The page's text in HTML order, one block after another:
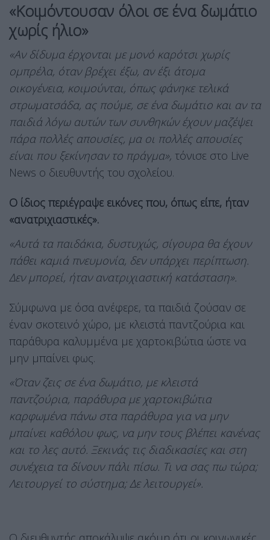
«Κοιμόντουσαν όλοι σε ένα δωμάτιο
χωρίς ήλιο»
«Αν δίδυμα έρχονται με μονό καρότσι χωρίς
ομπρέλα, όταν βρέχει έξω, αν έξι άτομα
οικογένεια, κοιμούνται, όπως φάνηκε τελικά
στρωματσάδα, ας πούμε, σε ένα δωμάτιο και αν τα
παιδιά λόγω αυτών των συνθηκών έχουν μαζέψει
πάρα πολλές απουσίες, μα οι πολλές απουσίες
είναι που ξεκίνησαν το πράγμα», τόνισε στο Live
News ο διευθυντής του σχολείου.
Ο ίδιος περιέγραψε εικόνες που, όπως είπε, ήταν
«ανατριχιαστικές».
«Αυτά τα παιδάκια, δυστυχώς, σίγουρα θα έχουν
πάθει καμιά πνευμονία, δεν υπάρχει περίπτωση.
Δεν μπορεί, ήταν ανατριχιαστική κατάσταση».
Σύμφωνα με όσα ανέφερε, τα παιδιά ζούσαν σε
έναν σκοτεινό χώρο, με κλειστά παντζούρια και
παράθυρα καλυμμένα με χαρτοκιβώτια ώστε να
μην μπαίνει φως.
«Όταν ζεις σε ένα δωμάτιο, με κλειστά
παντζούρια, παράθυρα με χαρτοκιβώτια
καρφωμένα πάνω στα παράθυρα για να μην
μπαίνει καθόλου φως, να μην τους βλέπει κανένας
και το λες αυτό. Ξεκινάς τις διαδικασίες και στη
συνέχεια τα δίνουν πάλι πίσω. Τι να σας πω τώρα;
Λειτουργεί το σύστημα; Δε λειτουργεί».